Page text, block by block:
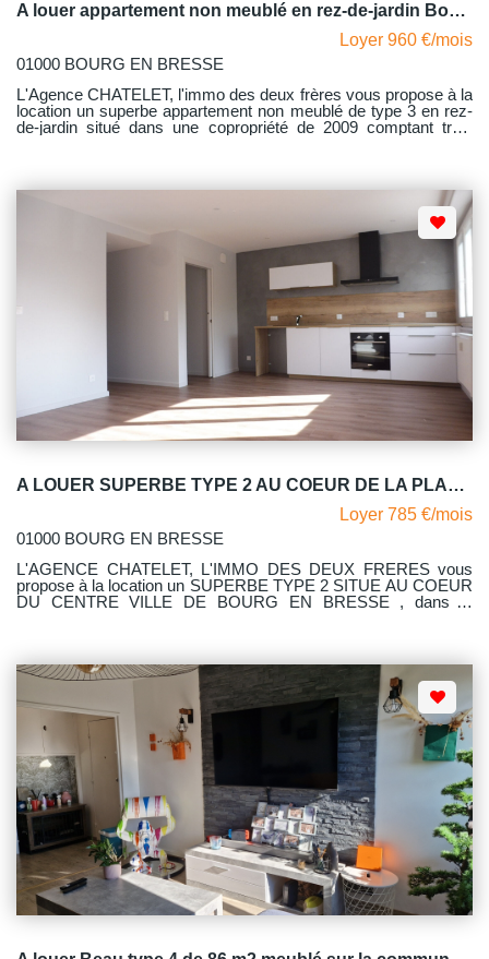
A louer appartement non meublé en rez-de-jardin Bourg-en-Bresse 3 pièce(s) 67.93 m2 proche Intermarché avec garage
Loyer 960 €/mois
01000 BOURG EN BRESSE
L'Agence CHATELET, l'immo des deux frères vous propose à la
location un superbe appartement non meublé de type 3 en rez-
de-jardin situé dans une copropriété de 2009 comptant trois
clos de 229.48 m2 où vous pourrez profiter des beaux jours,
une cuisine équipée et aménagée (four, plaque et lave-
vaisselle), un W.C indépendant, une salle de bains avec
emplacement machine à laver, un dégagement et deux grandes
chambres dont l'une avec un placard mural. Avec comme
dépendance : un grand garage fermé de 33.06 m2 en sous-sol.
Le chauffage est individuel électrique avec production d'eau
chaude par cumulus. L'eau froide est comprise dans les
charges. L'emplacement de ce logement est idéal en vous
donnant accès à toutes les commodités (station service,
épicerie, pharmacie, etc.). Libre au 24/10/2026
A LOUER SUPERBE TYPE 2 AU COEUR DE LA PLACE DE LA GRENOUILLERE- BOURG EN BRESSE
Loyer 785 €/mois
01000 BOURG EN BRESSE
L'AGENCE CHATELET, L'IMMO DES DEUX FRERES vous
propose à la location un SUPERBE TYPE 2 SITUE AU COEUR
DU CENTRE VILLE DE BOURG EN BRESSE , dans la
surface de 58.07 m2, il est traversant ,se situe au 1er étage
avec ascenseur. Il comprend un hall d'entrée avec placard
mural desservant une vaste pièce à vivre avec une cuisine
ouverte aménagée et équipée, un cellier, un dégagement
desservant une chambre avec placard mural, une salle d'eau et
un WC indépendant. Deux balcons l'un coté salon, l'autre coté
chambre. Avec comme dépendance une cave. Le chauffage est
collectif avec répartiteur - Stationnement aisé. LIBRE le
03.11.2026 L'appartement est en visite virtuelle sur :
https://tour.previsite.com/BFA2E653-4A9D-CEF3-8146-
85B35C68AE56